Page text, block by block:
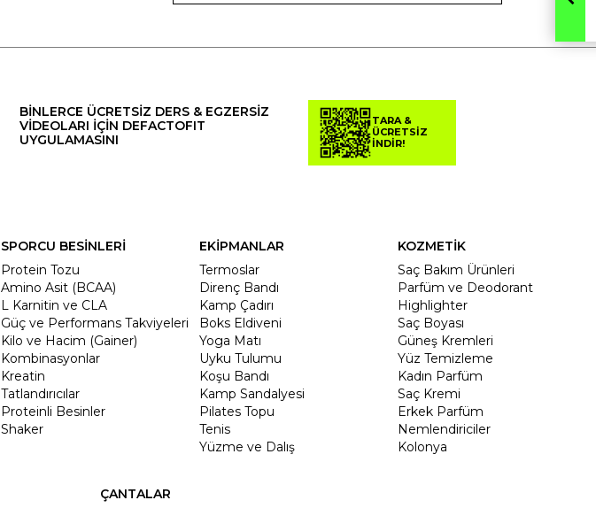
BİNLERCE ÜCRETSİZ DERS & EGZERSİZ
VİDEOLARI İÇİN DEFACTOFIT
UYGULAMASINI
TARA &
ÜCRETSİZ
İNDİR!
SPORCU BESİNLERİ
Protein Tozu
Amino Asit (BCAA)
L Karnitin ve CLA
Güç ve Performans Takviyeleri
Kilo ve Hacim (Gainer)
Kombinasyonlar
Kreatin
Tatlandırıcılar
Proteinli Besinler
Shaker
EKİPMANLAR
Termoslar
Direnç Bandı
Kamp Çadırı
Boks Eldiveni
Yoga Matı
Uyku Tulumu
Koşu Bandı
Kamp Sandalyesi
Pilates Topu
Tenis
Yüzme ve Dalış
KOZMETİK
Saç Bakım Ürünleri
Parfüm ve Deodorant
Highlighter
Saç Boyası
Güneş Kremleri
Yüz Temizleme
Kadın Parfüm
Saç Kremi
Erkek Parfüm
Nemlendiriciler
Kolonya
ÇANTALAR